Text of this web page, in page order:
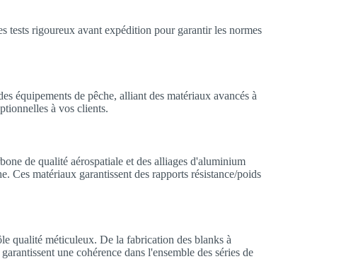
tests rigoureux avant expédition pour garantir les normes
équipements de pêche, alliant des matériaux avancés à
à vos clients.
de qualité aérospatiale et des alliages d'aluminium
Ces matériaux garantissent des rapports résistance/poids
qualité méticuleux. De la fabrication des blanks à
une cohérence dans l'ensemble des séries de